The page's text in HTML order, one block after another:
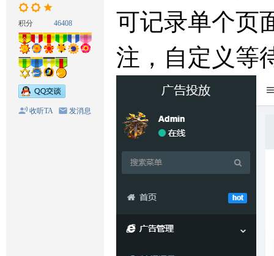
积分 46408
收听TA 发消息
可记录单个页
注，自定义等